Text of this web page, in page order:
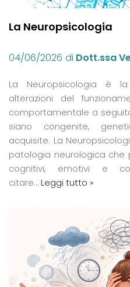
La Neuropsicologia
04/06/2026 di Dott.ssa
La Neuropsicologia è
alterazioni del
comportamentale a
siano congenite,
acquisite. La
patologia neurologica
cognitivi, emotivi e
citare…Leggi tutto »